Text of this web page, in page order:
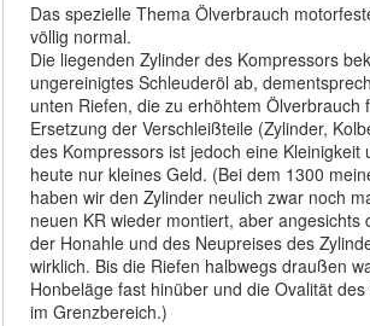
Das spezielle Thema Ölverbrauch
völlig normal.
Die liegenden Zylinder des Kompressors
ungereinigtes Schleuderöl ab,
unten Riefen, die zu erhöhtem Ölverbrauch
Ersetzung der Verschleißteile (Zylinder,
des Kompressors ist jedoch eine Kleinigkeit
heute nur kleines Geld. (Bei dem 1300
haben wir den Zylinder neulich zwar noch
neuen KR wieder montiert, aber angesichts
der Honahle und des Neupreises des
wirklich. Bis die Riefen halbwegs draußen
Honbeläge fast hinüber und die Ovalität
im Grenzbereich.)